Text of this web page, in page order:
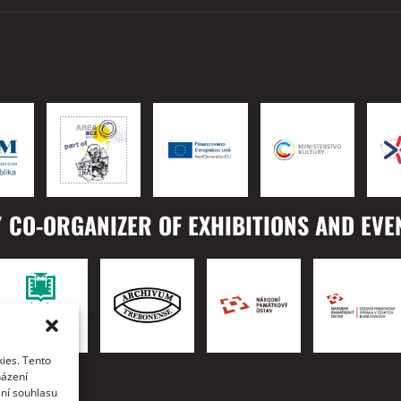
Tento
souhlasu
ORGANIZER OF EXHIBITIONS AND